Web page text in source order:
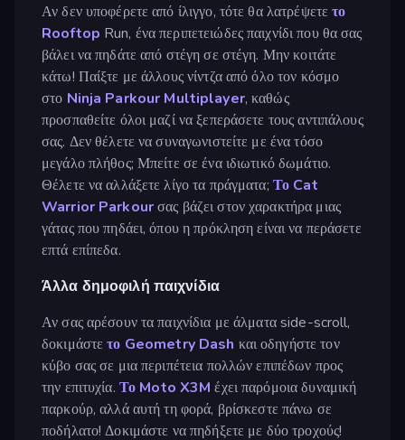
Αν δεν υποφέρετε από ίλιγγο, τότε θα λατρέψετετο
Rooftop Run, ένα περιπετειώδες παιχνίδι που θα σας
βάλει να πηδάτε από στέγη σε στέγη. Μην κοιτάτε
κάτω! Παίξτε με άλλους νίντζα από όλο τον κόσμο
στο Ninja Parkour Multiplayer, καθώς
προσπαθείτε όλοι μαζί να ξεπεράσετε τους αντιπάλους
σας. Δεν θέλετε να συναγωνιστείτε με ένα τόσο
μεγάλο πλήθος; Μπείτε σε ένα ιδιωτικό δωμάτιο.
Θέλετε να αλλάξετε λίγο τα πράγματα; Το Cat
Warrior Parkourσας βάζει στον χαρακτήρα μιας
γάτας που πηδάει, όπου η πρόκληση είναι να περάσετε
επτά επίπεδα.
Άλλα δημοφιλή παιχνίδια
Αν σας αρέσουν τα παιχνίδια με άλματα side-scroll,
δοκιμάστετο Geometry Dash και οδηγήστε τον
κύβο σας σε μια περιπέτεια πολλών επιπέδων προς
την επιτυχία. Το Moto X3M έχει παρόμοια δυναμική
παρκούρ, αλλά αυτή τη φορά, βρίσκεστε πάνω σε
ποδήλατο! Δοκιμάστε να πηδήξετε με δύο τροχούς!